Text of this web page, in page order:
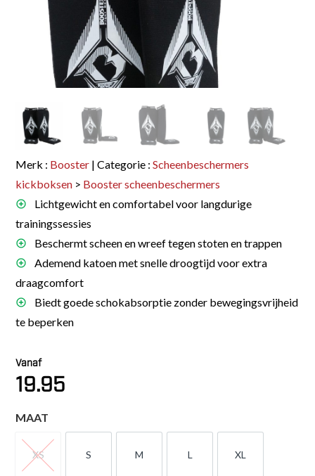
Merk : Booster | Categorie :Scheenbeschermers
kickboksen > Booster scheenbeschermers
Lichtgewicht en comfortabel voor langdurige
trainingssessies
Beschermt scheen en wreef tegen stoten en trappen
Ademend katoen met snelle droogtijd voor extra
draagcomfort
Biedt goede schokabsorptie zonder bewegingsvrijheid
te beperken
Vanaf
19.95
MAAT
XS
XS
S M L XL